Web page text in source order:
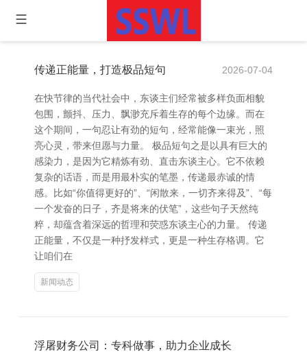
传递正能量，打造极品短句 2026-07-04
在快节律的当代社会中，东谈主们经常被多样负面相貌
包围，颤抖、压力、飘渺充斥着生存的每个边缘。而在
这个期间，一句忍让有劲的短句，经常能像一束光，照
亮心灵，带来但愿与力量。 极品短句之是以具有巨大的
感染力，是因为它精炼有劲、直击东谈主心。它不依赖
复杂的话语，而是用最朴实的笔墨，传递最赤诚的情
感。比如“你值得更好的”、“闲散来，一切齐来得及”、“每
一个发奋的日子，齐是将来的伏笔”，这些句子天然纯
粹，却蕴含着深远的哲理和荧惑东谈主心的力量。 传递
正能量，不仅是一种抒发样式，更是一种生存格调。它
让咱们在
新闻动态
浮屠财务公司：专科做事，助力企业成长